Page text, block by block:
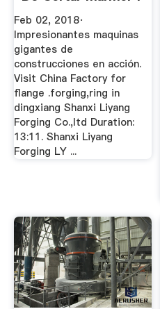
...
Feb 02, 2018·
Impresionantes maquinas
gigantes de
construcciones en acción.
Visit China Factory for
flange .forging,ring in
dingxiang Shanxi Liyang
Forging Co.,ltd Duration:
13:11. Shanxi Liyang
Forging LY ...